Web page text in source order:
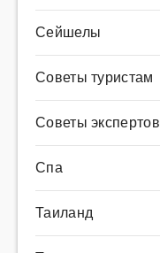
Сейшелы
Советы туристам
Советы экспертов
Спа
Таиланд